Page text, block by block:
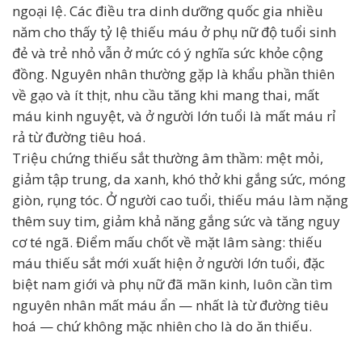
ngoại lệ. Các điều tra dinh dưỡng quốc gia nhiều
năm cho thấy tỷ lệ thiếu máu ở phụ nữ độ tuổi sinh
đẻ và trẻ nhỏ vẫn ở mức có ý nghĩa sức khỏe cộng
đồng. Nguyên nhân thường gặp là khẩu phần thiên
về gạo và ít thịt, nhu cầu tăng khi mang thai, mất
máu kinh nguyệt, và ở người lớn tuổi là mất máu rỉ
rả từ đường tiêu hoá.
Triệu chứng thiếu sắt thường âm thầm: mệt mỏi,
giảm tập trung, da xanh, khó thở khi gắng sức, móng
giòn, rụng tóc. Ở người cao tuổi, thiếu máu làm nặng
thêm suy tim, giảm khả năng gắng sức và tăng nguy
cơ té ngã. Điểm mấu chốt về mặt lâm sàng: thiếu
máu thiếu sắt mới xuất hiện ở người lớn tuổi, đặc
biệt nam giới và phụ nữ đã mãn kinh, luôn cần tìm
nguyên nhân mất máu ẩn — nhất là từ đường tiêu
hoá — chứ không mặc nhiên cho là do ăn thiếu.